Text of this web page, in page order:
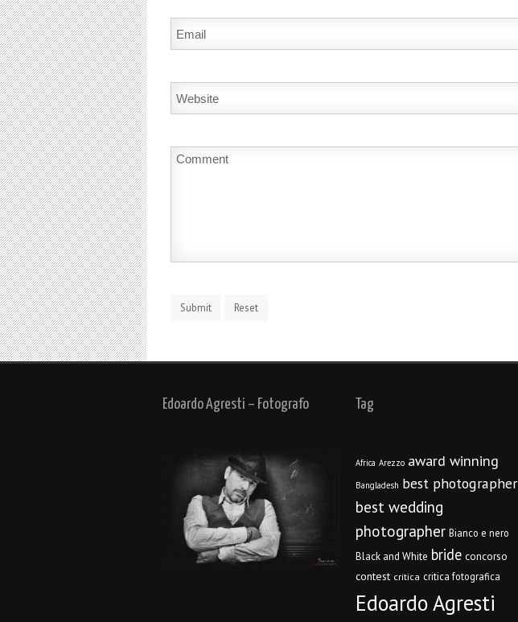
Edoardo Agresti – Fotografo Tag
Africa Arezzo award winning
Bangladesh best photographer
best wedding
photographer Bianco e nero
Black and White bride concorso
contest critica critica fotografica
Edoardo Agresti